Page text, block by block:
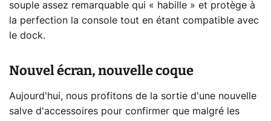
souple assez remarquable qui « habille » et protège à
la perfection la console tout en étant compatible avec
le dock.
Nouvel écran, nouvelle coque
Aujourd'hui, nous profitons de la sortie d'une nouvelle
salve d'accessoires pour confirmer que malgré les